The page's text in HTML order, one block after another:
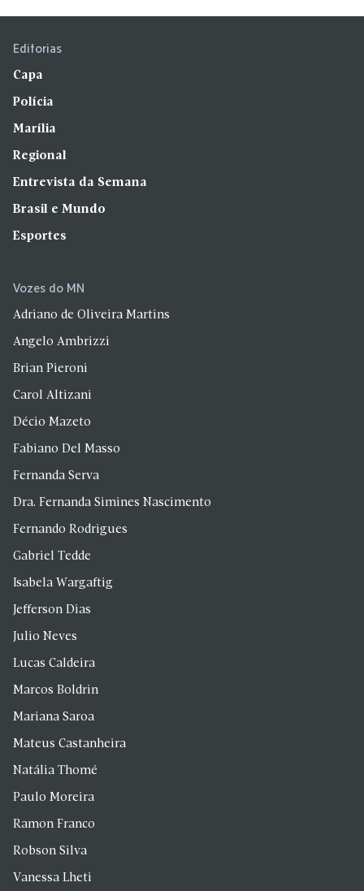
Editorias
Capa
Polícia
Marília
Regional
Entrevista da Semana
Brasil e Mundo
Esportes
Vozes do MN
Adriano de Oliveira Martins
Angelo Ambrizzi
Brian Pieroni
Carol Altizani
Décio Mazeto
Fabiano Del Masso
Fernanda Serva
Dra. Fernanda Simines Nascimento
Fernando Rodrigues
Gabriel Tedde
Isabela Wargaftig
Jefferson Dias
Julio Neves
Lucas Caldeira
Marcos Boldrin
Mariana Saroa
Mateus Castanheira
Natália Thomé
Paulo Moreira
Ramon Franco
Robson Silva
Vanessa Lheti